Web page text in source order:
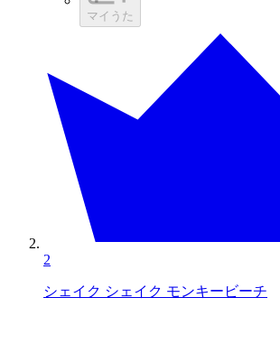
マイうた
2
シェイク シェイク モンキービーチ